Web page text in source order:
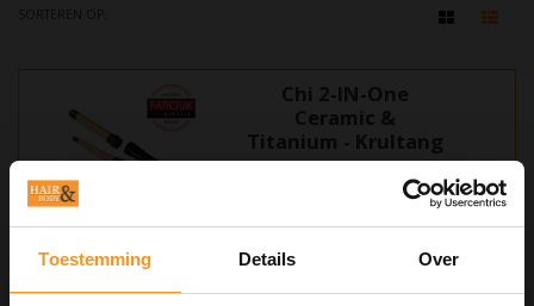
Toestemming Details Over
Chi 2-IN-One
Ceramic &
Titanium - Krultang
Chi 2 - One Ceramic & Titanium
Krultang. Creëer verschillende
soorten krullen en slagen met
verwisselbare opzetstukken in 1
tool!
€107,95